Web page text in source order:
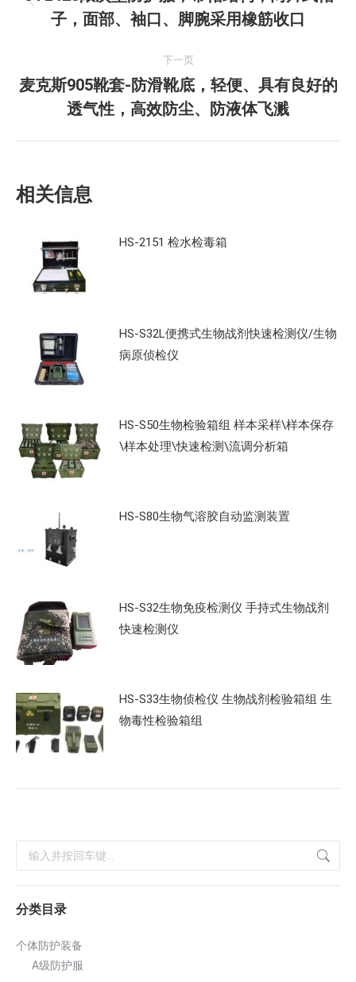
上
一
子，面部、袖口、脚腕采用橡筋收口
下一页
下
一
文
麦克斯905靴套-防滑靴底，轻便、具有良好的
透气性，高效防尘、防液体飞溅
相关信息
HS-2151 检水检毒箱
HS-S32L便携式生物战剂快速检测仪/生物
病原侦检仪
HS-S50生物检验箱组 样本采样\样本保存
\样本处理\快速检测\流调分析箱
HS-S80生物气溶胶自动监测装置
HS-S32生物免疫检测仪 手持式生物战剂
快速检测仪
HS-S33生物侦检仪 生物战剂检验箱组 生
物毒性检验箱组
索：
分类目录
个体防护装备
A级防护服